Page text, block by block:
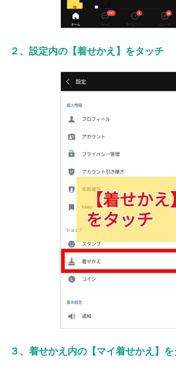
２、設定内の【着せかえ】をタッチ
３、着せかえ内の【マイ着せかえ】